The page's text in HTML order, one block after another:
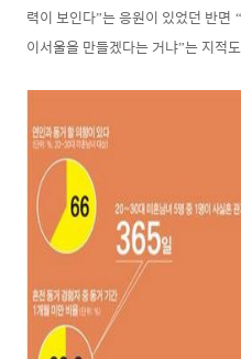
력이 보인다”는 응원이 있었던 반면 “
이서울을 만들겠다는 거냐”는 지적